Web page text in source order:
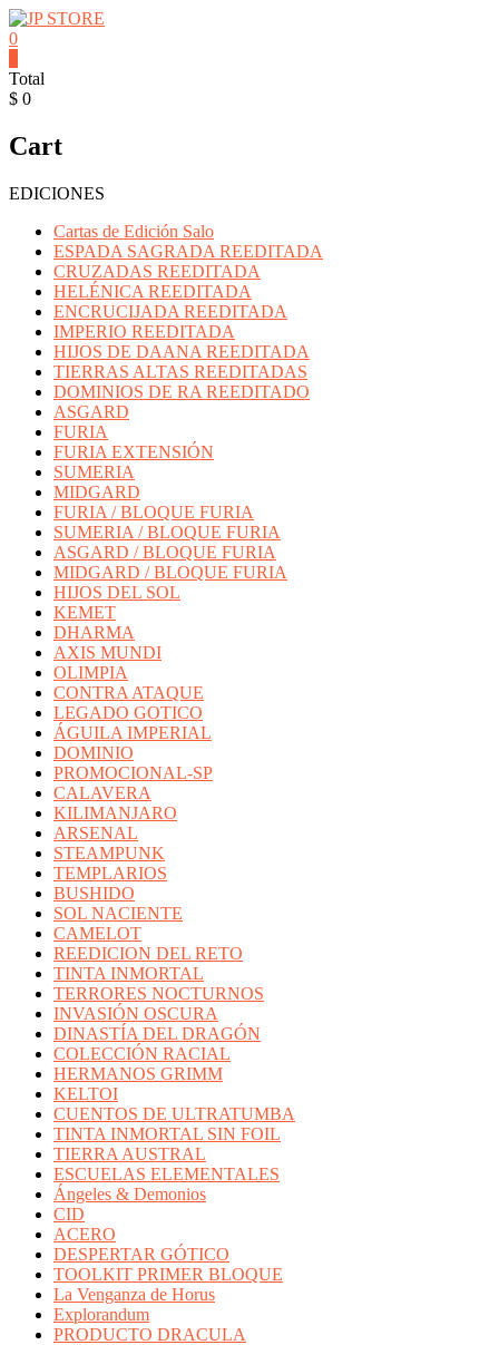
Saltar
contenido
STORE
al
de
Mitos
Leyendas
Productos
Pokemon
0
Total
$ 0
Cart
EDICIONES
Cartas de Edición Salo
ESPADA SAGRADA REEDITADA
CRUZADAS REEDITADA
HELÉNICA REEDITADA
ENCRUCIJADA REEDITADA
IMPERIO REEDITADA
HIJOS DE DAANA REEDITADA
TIERRAS ALTAS REEDITADAS
DOMINIOS DE RA REEDITADO
ASGARD
FURIA
FURIA EXTENSIÓN
SUMERIA
MIDGARD
FURIA / BLOQUE FURIA
SUMERIA / BLOQUE FURIA
ASGARD / BLOQUE FURIA
MIDGARD / BLOQUE FURIA
HIJOS DEL SOL
KEMET
DHARMA
AXIS MUNDI
OLIMPIA
CONTRA ATAQUE
LEGADO GOTICO
ÁGUILA IMPERIAL
DOMINIO
PROMOCIONAL-SP
CALAVERA
KILIMANJARO
ARSENAL
STEAMPUNK
TEMPLARIOS
BUSHIDO
SOL NACIENTE
CAMELOT
REEDICION DEL RETO
TINTA INMORTAL
TERRORES NOCTURNOS
INVASIÓN OSCURA
DINASTÍA DEL DRAGÓN
COLECCIÓN RACIAL
HERMANOS GRIMM
KELTOI
CUENTOS DE ULTRATUMBA
TINTA INMORTAL SIN FOIL
TIERRA AUSTRAL
ESCUELAS ELEMENTALES
Ángeles & Demonios
CID
ACERO
DESPERTAR GÓTICO
TOOLKIT PRIMER BLOQUE
La Venganza de Horus
Explorandum
PRODUCTO DRACULA